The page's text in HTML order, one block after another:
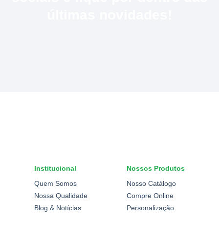
Institucional
Quem Somos
Nossa Qualidade
Blog & Notícias
Nossos Produtos
Nosso Catálogo
Compre Online
Personalização